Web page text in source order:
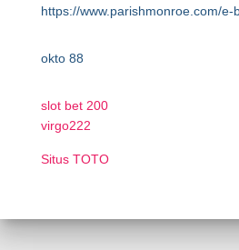
https://www.parishmonroe.com/e-
okto 88
slot bet 200
virgo222
Situs TOTO